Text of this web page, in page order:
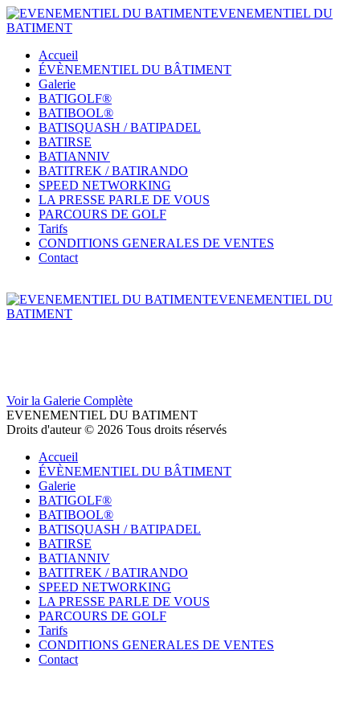
EVENEMENTIEL DU
BATIMENT
Accueil
ÉVÈNEMENTIEL DU BÂTIMENT
Galerie
BATIGOLF®
BATIBOOL®
BATISQUASH / BATIPADEL
BATIRSE
BATIANNIV
BATITREK / BATIRANDO
SPEED NETWORKING
LA PRESSE PARLE DE VOUS
PARCOURS DE GOLF
Tarifs
CONDITIONS GENERALES DE VENTES
Contact
EVENEMENTIEL DU
BATIMENT
Voir la Galerie Complète
EVENEMENTIEL DU BATIMENT
Droits d'auteur © 2026 Tous droits réservés
Accueil
ÉVÈNEMENTIEL DU BÂTIMENT
Galerie
BATIGOLF®
BATIBOOL®
BATISQUASH / BATIPADEL
BATIRSE
BATIANNIV
BATITREK / BATIRANDO
SPEED NETWORKING
LA PRESSE PARLE DE VOUS
PARCOURS DE GOLF
Tarifs
CONDITIONS GENERALES DE VENTES
Contact